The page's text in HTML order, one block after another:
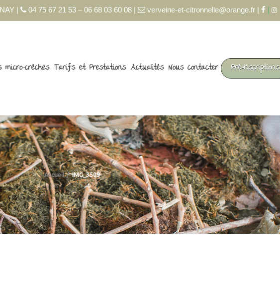
| 04 75 67 21 53 – 06 68 03 60 08 | verveine-et-citronnelle@orange.fr | |
micro-crèches Tarifs et Prestations Actualités Nous contacter Pré-Inscriptions
Accueil IMG_3509